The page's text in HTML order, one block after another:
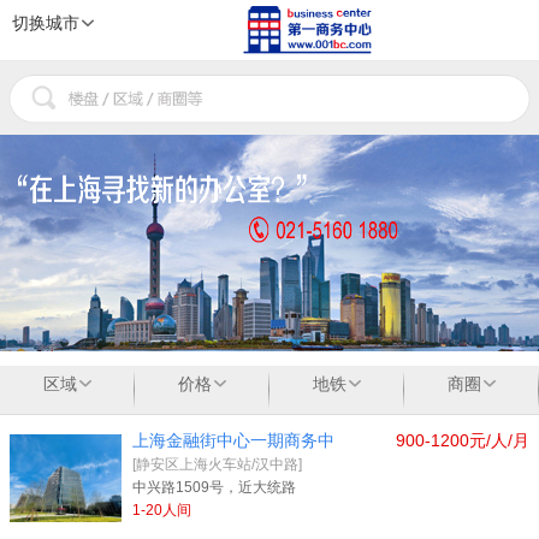
切换城市
区域 价格 地铁 商圈
900-1200元/人/月
上海金融街中心一期商务中
[静安区上海火车站/汉中路]
中兴路1509号，近大统路
1-20人间